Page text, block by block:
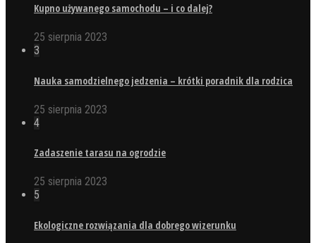
Kupno używanego samochodu – i co dalej?
25 sierpnia 2023
3
Nauka samodzielnego jedzenia – krótki poradnik dla rodzica
25 sierpnia 2023
4
Zadaszenie tarasu na ogrodzie
25 sierpnia 2023
5
Ekologiczne rozwiązania dla dobrego wizerunku